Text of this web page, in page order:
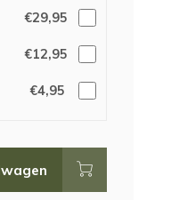
€29,95
€12,95
€4,95